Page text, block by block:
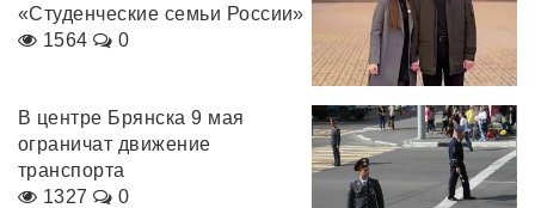
«Студенческие семьи России»
1564
0
В центре Брянска 9 мая
ограничат движение
транспорта
1327
0